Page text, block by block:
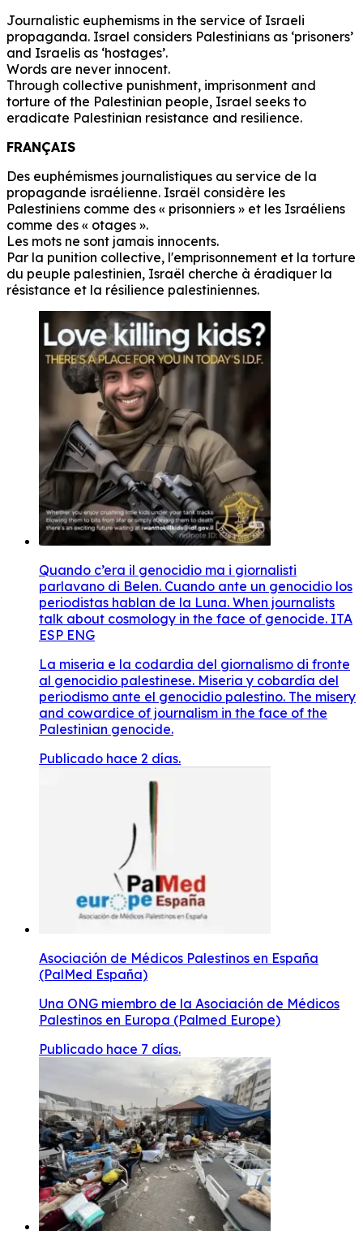
Journalistic euphemisms in the service of Israeli
propaganda. Israel considers Palestinians as ‘prisoners’
and Israelis as ‘hostages’.
Words are never innocent.
Through collective punishment, imprisonment and
torture of the Palestinian people, Israel seeks to
eradicate Palestinian resistance and resilience.
FRANÇAIS
Des euphémismes journalistiques au service de la
propagande israélienne. Israël considère les
Palestiniens comme des « prisonniers » et les Israéliens
comme des « otages ».
Les mots ne sont jamais innocents.
Par la punition collective, l'emprisonnement et la torture
du peuple palestinien, Israël cherche à éradiquer la
résistance et la résilience palestiniennes.
Quando c’era il genocidio ma i giornalisti
parlavano di Belen. Cuando ante un genocidio los
periodistas hablan de la Luna. When journalists
talk about cosmology in the face of genocide. ITA
ESP ENG
La miseria e la codardia del giornalismo di fronte
al genocidio palestinese. Miseria y cobardía del
periodismo ante el genocidio palestino. The misery
and cowardice of journalism in the face of the
Palestinian genocide.
Publicado hace 2 días.
Asociación de Médicos Palestinos en España
(PalMed España)
Una ONG miembro de la Asociación de Médicos
Palestinos en Europa (Palmed Europe)
Publicado hace 7 días.